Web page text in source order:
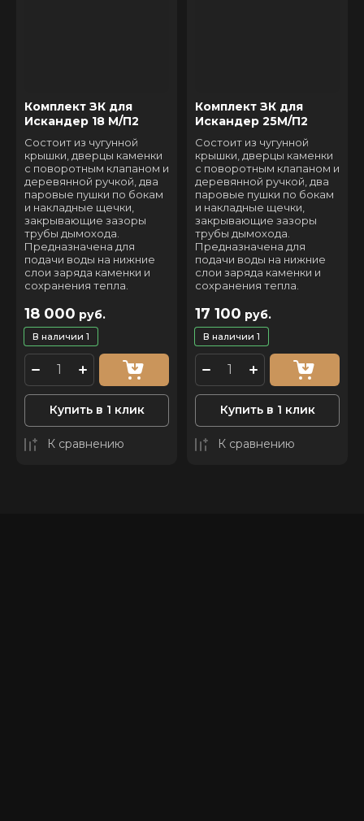
Комплект ЗК для
Искандер 18 М/П2
Состоит из чугунной
крышки, дверцы каменки
с поворотным клапаном и
деревянной ручкой, два
паровые пушки по бокам
и накладные щечки,
закрывающие зазоры
трубы дымохода.
Предназначена для
подачи воды на нижние
слои заряда каменки и
сохранения тепла.
В наличии 1
18 000 руб.
Купить в 1 клик
К сравнению
Комплект ЗК для
Искандер 25М/П2
Состоит из чугунной
крышки, дверцы каменки
с поворотным клапаном и
деревянной ручкой, два
паровые пушки по бокам
и накладные щечки,
закрывающие зазоры
трубы дымохода.
Предназначена для
подачи воды на нижние
слои заряда каменки и
сохранения тепла.
В наличии 1
17 100 руб.
Купить в 1 клик
К сравнению